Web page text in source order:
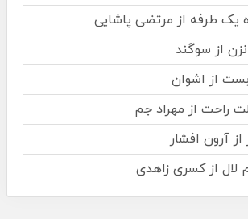
یک طرفه از مرتضی پاشایی
از سوگند
از اشوان
راحت از مهراد جم
آرون افشار
لال از کسری زاهدی